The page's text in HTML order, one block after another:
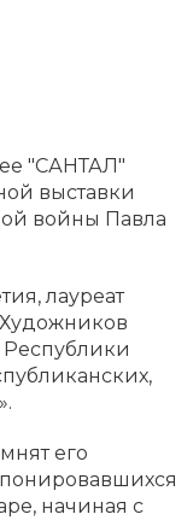
"САНТАЛ"
выставки
войны Павла
лауреат
его
начиная с